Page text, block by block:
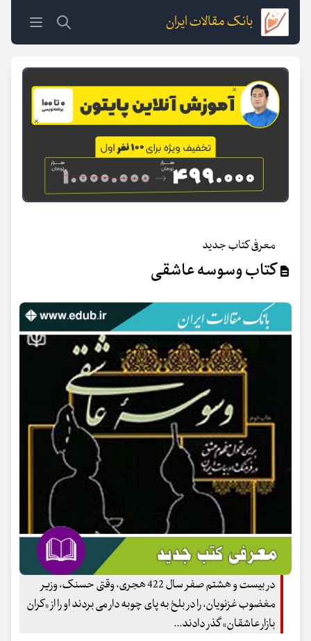
بانک مقالات ایران
معرفی کتاب جدید
کتاب وسوسه عاشقی
در بیست و هشتم صفر سال 422 هجری، وقتی حسنک، وزیر
مغضوب غزنویان، را در بلخ به پای چوبه دار می بردند او را از «کران
بازار عاشقان» گذر دادند...